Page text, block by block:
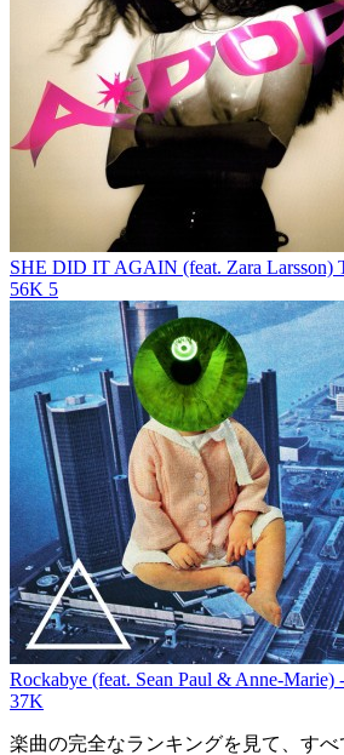
SHE DID IT AGAIN (feat. Zara Larsson)
56K 5
Rockabye (feat. Sean Paul & Anne-Marie)
37K
楽曲の完全なランキングを見て、す